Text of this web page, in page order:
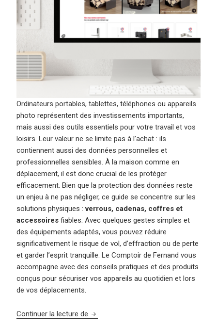
Ordinateurs portables, tablettes, téléphones ou appareils
photo représentent des investissements importants,
mais aussi des outils essentiels pour votre travail et vos
loisirs. Leur valeur ne se limite pas à l’achat : ils
contiennent aussi des données personnelles et
professionnelles sensibles. À la maison comme en
déplacement, il est donc crucial de les protéger
efficacement. Bien que la protection des données reste
un enjeu à ne pas négliger, ce guide se concentre sur les
solutions physiques :verrous, cadenas, coffres et
accessoires fiables. Avec quelques gestes simples et
des équipements adaptés, vous pouvez réduire
significativement le risque de vol, d’effraction ou de perte
et garder l’esprit tranquille. Le Comptoir de Fernand vous
accompagne avec des conseils pratiques et des produits
conçus pour sécuriser vos appareils au quotidien et lors
de vos déplacements.
Continuer la lecture de Comment protéger vos appareils